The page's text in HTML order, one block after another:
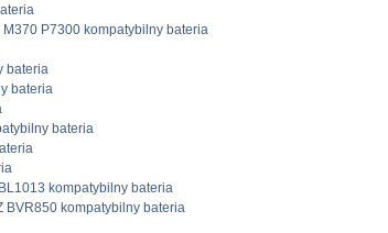
P7300 kompatybilny bateria
bateria
bateria
bateria
kompatybilny bateria
BVR850 kompatybilny bateria